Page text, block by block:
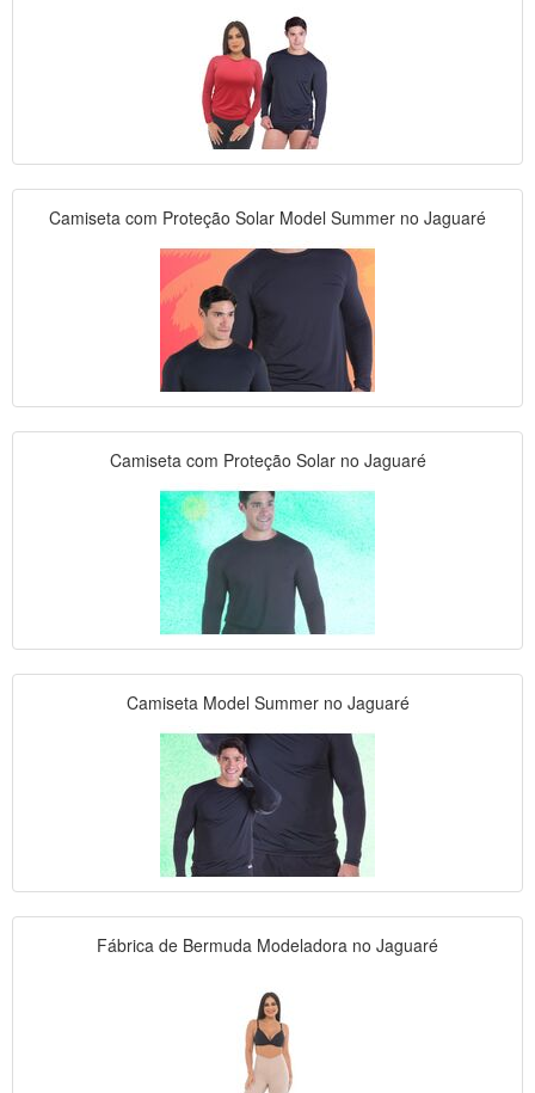
Camiseta com Proteção Solar Model Summer no Jaguaré
Camiseta com Proteção Solar no Jaguaré
Camiseta Model Summer no Jaguaré
Fábrica de Bermuda Modeladora no Jaguaré